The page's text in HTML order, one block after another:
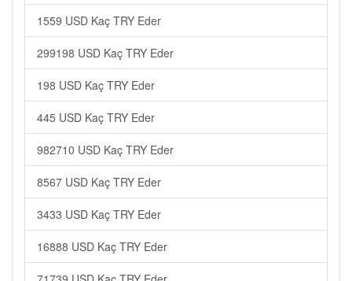
1559 USD Kaç TRY Eder
299198 USD Kaç TRY Eder
198 USD Kaç TRY Eder
445 USD Kaç TRY Eder
982710 USD Kaç TRY Eder
8567 USD Kaç TRY Eder
3433 USD Kaç TRY Eder
16888 USD Kaç TRY Eder